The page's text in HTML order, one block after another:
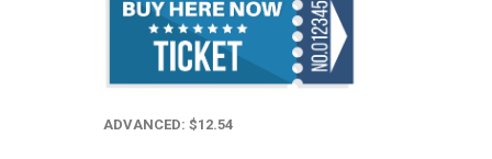
ADVANCED: $12.54